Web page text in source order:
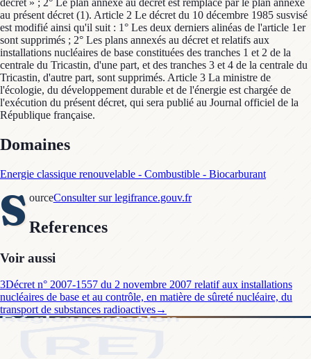
décret » ; 2° Le plan annexé au décret est remplacé par le plan annexé
au présent décret (1). Article 2 Le décret du 10 décembre 1985 susvisé
est modifié ainsi qu'il suit : 1° Les deux derniers alinéas de l'article 1er
sont supprimés ; 2° Les plans annexés au décret et relatifs aux
installations nucléaires de base constituées des tranches 1 et 2 de la
centrale du Tricastin, d'une part, et des tranches 3 et 4 de la centrale du
Tricastin, d'autre part, sont supprimés. Article 3 La ministre de
l'écologie, du développement durable et de l'énergie est chargée de
l'exécution du présent décret, qui sera publié au Journal officiel de la
République française.
Domaines
Energie classique renouvelable - Combustible - Biocarburant
S ourceConsulter sur legifrance.gouv.fr
References
Voir aussi
3Décret n° 2007-1557 du 2 novembre 2007 relatif aux installations
nucléaires de base et au contrôle, en matière de sûreté nucléaire, du
transport de substances radioactives→